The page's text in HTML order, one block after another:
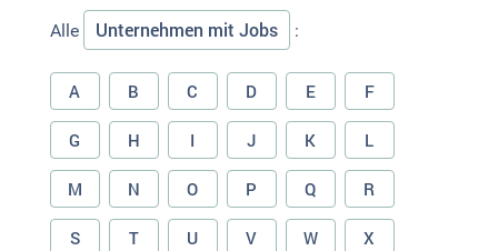
Alle Unternehmen mit Jobs :
A B C D E F
G H I J K L
M N O P Q R
S T U V W X